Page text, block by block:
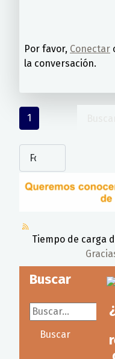
Por favor, Conectar
la conversación.
1
Tiempo de carga
Buscar
Buscar...
Buscar